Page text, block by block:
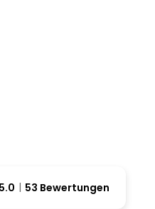
5.0 53 Bewertungen